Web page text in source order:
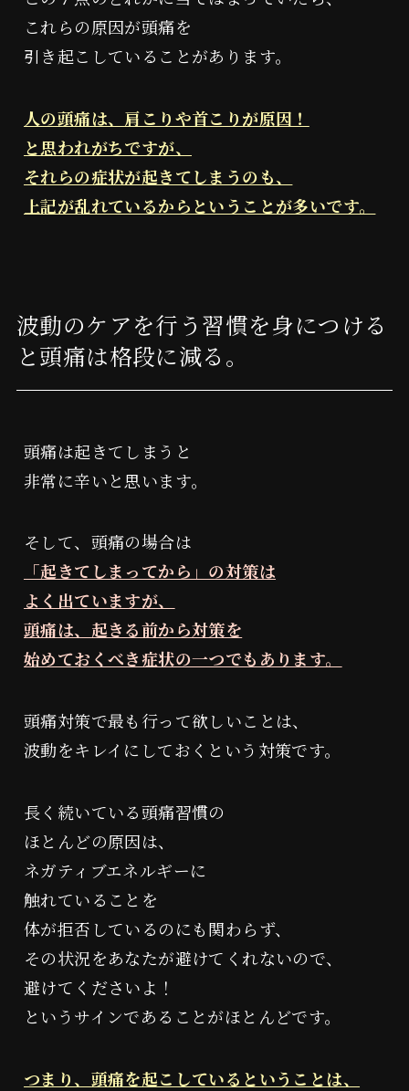
読み物
プライバシーポリシー
これらの原因が頭痛を
引き起こしていることがあります。
人の頭痛は、肩こりや首こりが原因！
と思われがちですが、
それらの症状が起きてしまうのも、
上記が乱れているからということが多いです。
波動のケアを行う習慣を身につける
と頭痛は格段に減る。
頭痛は起きてしまうと
非常に辛いと思います。
そして、頭痛の場合は
「起きてしまってから」の対策は
よく出ていますが、
頭痛は、起きる前から対策を
始めておくべき症状の一つでもあります。
頭痛対策で最も行って欲しいことは、
波動をキレイにしておくという対策です。
長く続いている頭痛習慣の
ほとんどの原因は、
ネガティブエネルギーに
触れていることを
体が拒否しているのにも関わらず、
その状況をあなたが避けてくれないので、
避けてくださいよ！
というサインであることがほとんどです。
つまり、頭痛を起こしているということは、